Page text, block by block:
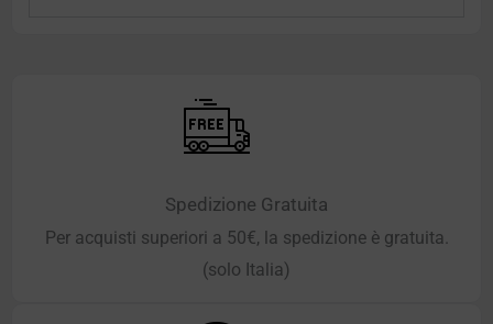
Spedizione Gratuita
Per acquisti superiori a 50€, la spedizione è gratuita.
(solo Italia)